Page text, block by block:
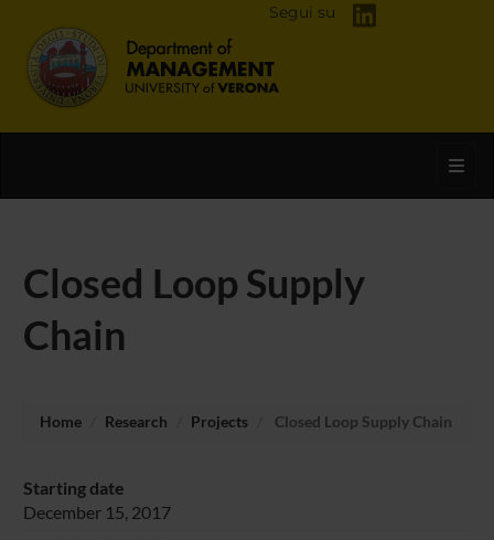
Segui su
Closed Loop Supply
Chain
Home Research Projects Closed Loop Supply Chain
Starting date
December 15, 2017